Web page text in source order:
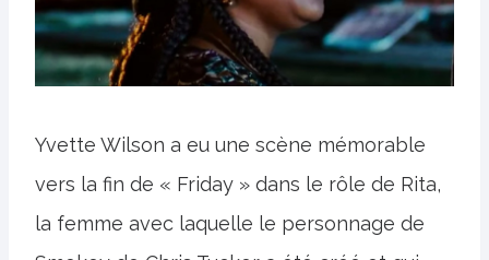
Yvette Wilson a eu une scène mémorable
vers la fin de « Friday » dans le rôle de Rita,
la femme avec laquelle le personnage de